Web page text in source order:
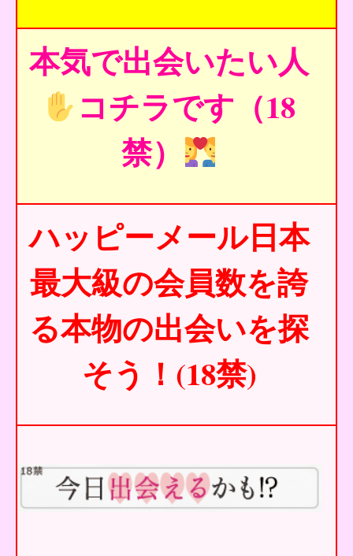
本気で出会いたい人
コチラです（18
禁）
ハッピーメール日本
最大級の会員数を誇
る本物の出会いを探
そう！(18禁)